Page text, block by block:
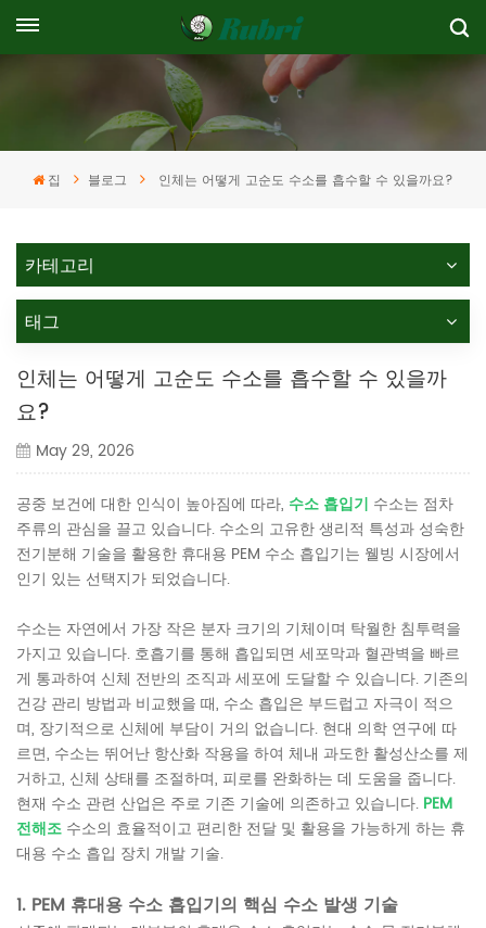
집 블로그 인체는 어떻게 고순도 수소를 흡수할 수 있을까요?
카테고리
태그
인체는 어떻게 고순도 수소를 흡수할 수 있을까
요?
May 29, 2026
공중 보건에 대한 인식이 높아짐에 따라, 수소 흡입기 수소는 점차
주류의 관심을 끌고 있습니다. 수소의 고유한 생리적 특성과 성숙한
전기분해 기술을 활용한 휴대용 PEM 수소 흡입기는 웰빙 시장에서
인기 있는 선택지가 되었습니다.
수소는 자연에서 가장 작은 분자 크기의 기체이며 탁월한 침투력을
가지고 있습니다. 호흡기를 통해 흡입되면 세포막과 혈관벽을 빠르
게 통과하여 신체 전반의 조직과 세포에 도달할 수 있습니다. 기존의
건강 관리 방법과 비교했을 때, 수소 흡입은 부드럽고 자극이 적으
며, 장기적으로 신체에 부담이 거의 없습니다. 현대 의학 연구에 따
르면, 수소는 뛰어난 항산화 작용을 하여 체내 과도한 활성산소를 제
거하고, 신체 상태를 조절하며, 피로를 완화하는 데 도움을 줍니다.
현재 수소 관련 산업은 주로 기존 기술에 의존하고 있습니다. PEM
전해조 수소의 효율적이고 편리한 전달 및 활용을 가능하게 하는 휴
대용 수소 흡입 장치 개발 기술.
1. PEM 휴대용 수소 흡입기의 핵심 수소 발생 기술